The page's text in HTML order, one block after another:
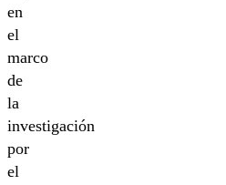
en
el
marco
de
la
investigación
por
el